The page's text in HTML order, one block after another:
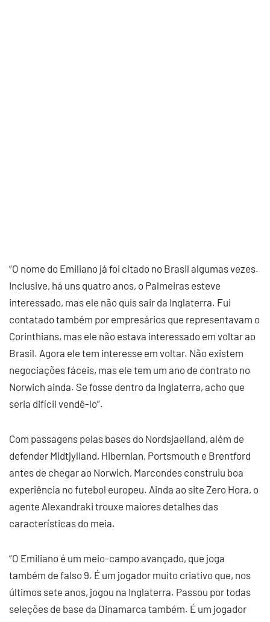
“O nome do Emiliano já foi citado no Brasil algumas vezes.
Inclusive, há uns quatro anos, o Palmeiras esteve
interessado, mas ele não quis sair da Inglaterra. Fui
contatado também por empresários que representavam o
Corinthians, mas ele não estava interessado em voltar ao
Brasil. Agora ele tem interesse em voltar. Não existem
negociações fáceis, mas ele tem um ano de contrato no
Norwich ainda. Se fosse dentro da Inglaterra, acho que
seria difícil vendê-lo”.
Com passagens pelas bases do Nordsjaelland, além de
defender Midtjylland, Hibernian, Portsmouth e Brentford
antes de chegar ao Norwich, Marcondes construiu boa
experiência no futebol europeu. Ainda ao site Zero Hora, o
agente Alexandraki trouxe maiores detalhes das
características do meia.
“O Emiliano é um meio-campo avançado, que joga
também de falso 9. É um jogador muito criativo que, nos
últimos sete anos, jogou na Inglaterra. Passou por todas
seleções de base da Dinamarca também. É um jogador